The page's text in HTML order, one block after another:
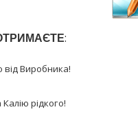
:
від Виробника!
рідкого!